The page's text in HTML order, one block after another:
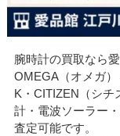
腕時計の買取なら
OMEGA（オメガ
K・CITIZEN（シチ
計・電波ソーラー
査定可能です。